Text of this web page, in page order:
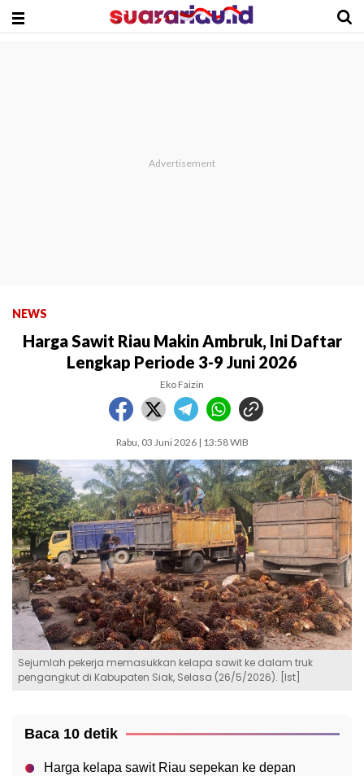
NEWS
Harga Sawit Riau Makin Ambruk, Ini Daftar
Lengkap Periode 3-9 Juni 2026
Eko Faizin
Rabu, 03 Juni 2026 | 13:58 WIB
Sejumlah pekerja memasukkan kelapa sawit ke dalam truk
pengangkut di Kabupaten Siak, Selasa (26/5/2026). [Ist]
Baca 10 detik
Harga kelapa sawit Riau sepekan ke depan